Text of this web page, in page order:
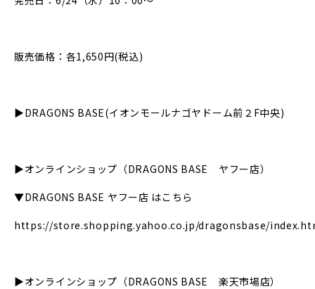
販売価格：各1,650円(税込)
▶DRAGONS BASE(イオンモールナゴヤドーム前２ F中央)
▶オンラインショップ（DRAGONS BASE
ヤフー店）
▼DRAGONS BASE ヤフー店 はこちら
https://store.shopping.yahoo.co.jp/dragonsbase/
▶オンラインショップ（DRAGONS BASE
楽天市場店）